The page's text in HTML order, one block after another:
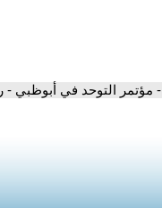
- مؤتمر التوحد في أبوظبي